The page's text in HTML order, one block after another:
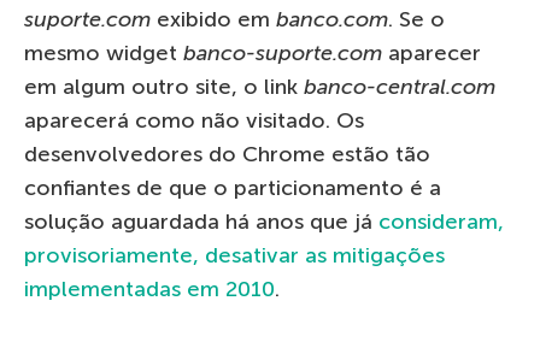
suporte.com exibido em banco.com. Se o
mesmo widget banco-suporte.com aparecer
em algum outro site, o link banco-central.com
aparecerá como não visitado. Os
desenvolvedores do Chrome estão tão
confiantes de que o particionamento é a
solução aguardada há anos que já consideram,
provisoriamente, desativar as mitigações
implementadas em 2010.